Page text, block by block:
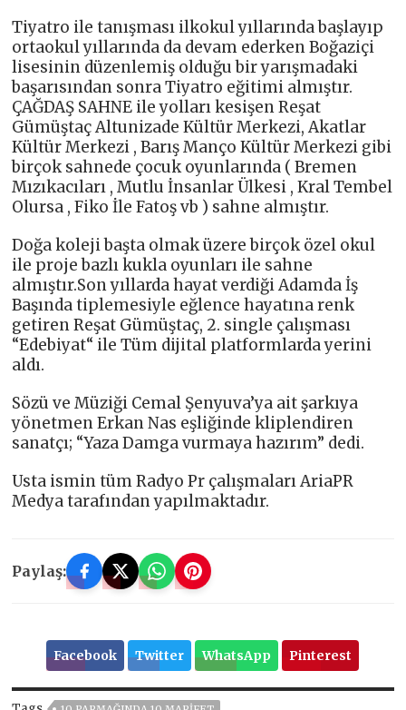
Tiyatro ile tanışması ilkokul yıllarında başlayıp
ortaokul yıllarında da devam ederken Boğaziçi
lisesinin düzenlemiş olduğu bir yarışmadaki
başarısından sonra Tiyatro eğitimi almıştır.
ÇAĞDAŞ SAHNE ile yolları kesişen Reşat
Gümüştaç Altunizade Kültür Merkezi, Akatlar
Kültür Merkezi , Barış Manço Kültür Merkezi gibi
birçok sahnede çocuk oyunlarında ( Bremen
Mızıkacıları , Mutlu İnsanlar Ülkesi , Kral Tembel
Olursa , Fiko İle Fatoş vb ) sahne almıştır.
Doğa koleji başta olmak üzere birçok özel okul
ile proje bazlı kukla oyunları ile sahne
almıştır.Son yıllarda hayat verdiği Adamda İş
Başında tiplemesiyle eğlence hayatına renk
getiren Reşat Gümüştaç, 2. single çalışması
“Edebiyat“ ile Tüm dijital platformlarda yerini
aldı.
Sözü ve Müziği Cemal Şenyuva’ya ait şarkıya
yönetmen Erkan Nas eşliğinde kliplendiren
sanatçı; “Yaza Damga vurmaya hazırım” dedi.
Usta ismin tüm Radyo Pr çalışmaları AriaPR
Medya tarafından yapılmaktadır.
Paylaş:
Facebook Twitter WhatsApp Pinterest